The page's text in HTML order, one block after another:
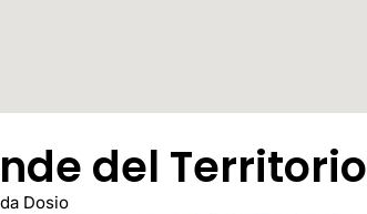
del Territorio
Dosio